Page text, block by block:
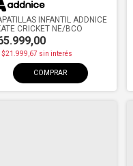
INFANTIL ADDNICE
CRICKET NE/BCO
$21.999,67 sin interés
COMPRAR